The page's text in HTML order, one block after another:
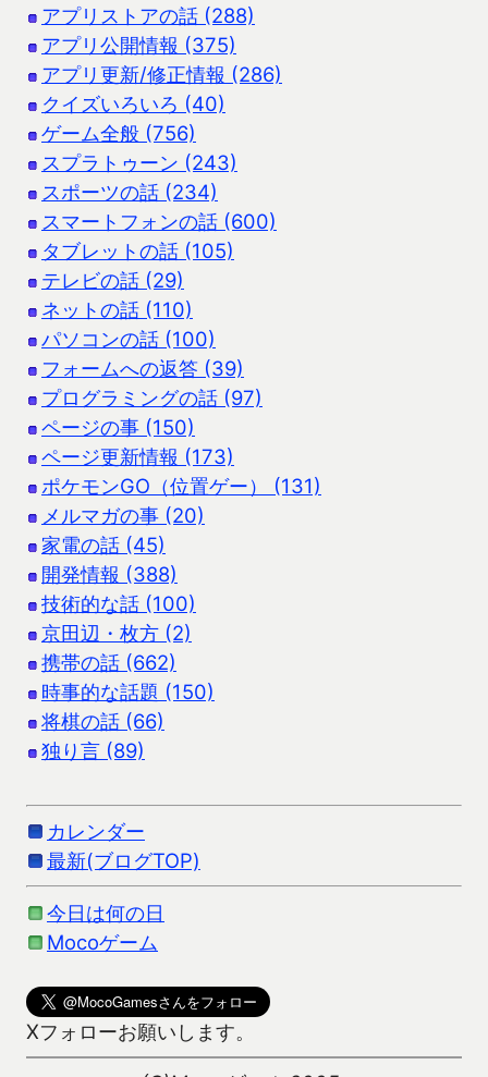
アプリストアの話 (288)
アプリ公開情報 (375)
アプリ更新/修正情報 (286)
クイズいろいろ (40)
ゲーム全般 (756)
スプラトゥーン (243)
スポーツの話 (234)
スマートフォンの話 (600)
タブレットの話 (105)
テレビの話 (29)
ネットの話 (110)
パソコンの話 (100)
フォームへの返答 (39)
プログラミングの話 (97)
ページの事 (150)
ページ更新情報 (173)
ポケモンGO（位置ゲー） (131)
メルマガの事 (20)
家電の話 (45)
開発情報 (388)
技術的な話 (100)
京田辺・枚方 (2)
携帯の話 (662)
時事的な話題 (150)
将棋の話 (66)
独り言 (89)
カレンダー
最新(ブログTOP)
今日は何の日
Mocoゲーム
Xフォローお願いします。